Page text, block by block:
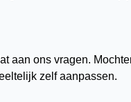
aan ons vragen.
zelf aanpassen.